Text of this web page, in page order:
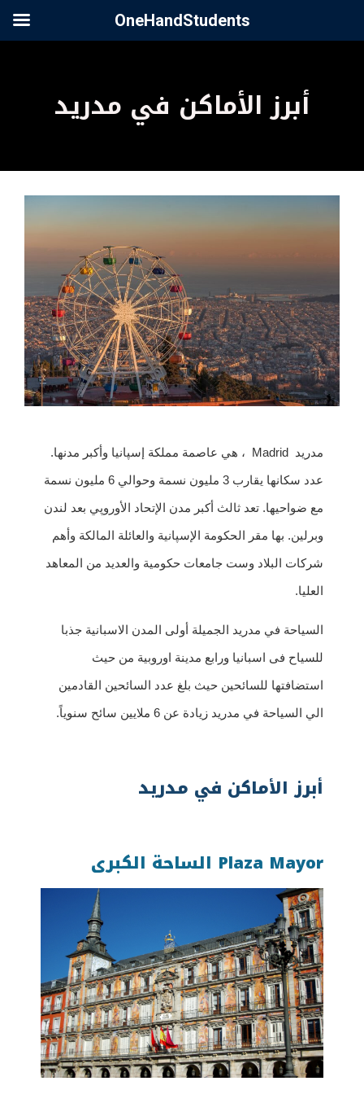
أبرز الأماكن في مدريد
مدريد Madrid ، هي عاصمة مملكة إسپانيا وأكبر مدنها.
عدد سكانها يقارب 3 مليون نسمة وحوالي 6 مليون نسمة
مع ضواحيها. تعد ثالث أكبر مدن الإتحاد الأوروپي بعد لندن
وبرلين. بها مقر الحكومة الإسپانية والعائلة المالكة وأهم
شركات البلاد وست جامعات حكومية والعديد من المعاهد
العليا.
السياحة في مدريد الجميلة أولى المدن الاسبانية جذبا
للسياح فى اسبانيا ورابع مدينة اوروبية من حيث
استضافتها للسائحين حيث بلغ عدد السائحين القادمين
الي السياحة في مدريد زيادة عن 6 ملايين سائح سنوياً.
أبرز الأماكن في مدريد
Plaza Mayor الساحة الكبرى
OneHandStudents